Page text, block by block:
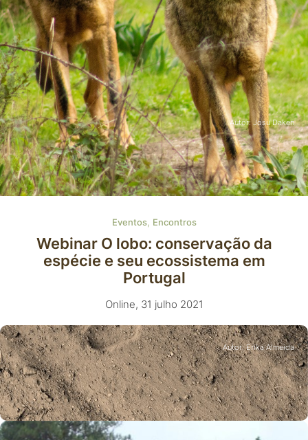
Autor: Josu Daken
Eventos, Encontros
Webinar O lobo: conservação da
espécie e seu ecossistema em
Portugal
Online, 31 julho 2021
Autor: Erika Almeida